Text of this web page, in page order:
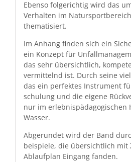
Eben­so fol­gerichtig wird das
Ver­hal­ten im
thematisiert.
Im Anhang find­en sich ein
ein Konzept für
das sehr über­sichtlich,
ver­mit­tel­nd ist. Durch seine
das ein per­fek­tes Instru­ment
schu­lung und die eigene
nur im erleb­nis­päd­a­gogis­chen
Wasser.
Abgerun­det wird der Band
beispiele, die über­sichtlich mit
Ablauf­plan Ein­gang fanden.